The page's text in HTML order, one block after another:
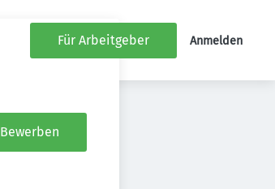
Für Arbeitgeber Anmelden
Bewerben